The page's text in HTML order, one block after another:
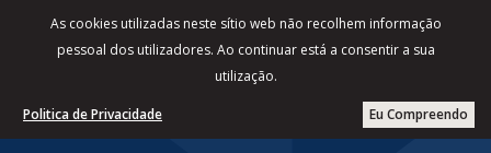
As cookies utilizadas neste sítio web não recolhem informação
pessoal dos utilizadores. Ao continuar está a consentir a sua
utilização.
Eu Compreendo
Politica de Privacidade